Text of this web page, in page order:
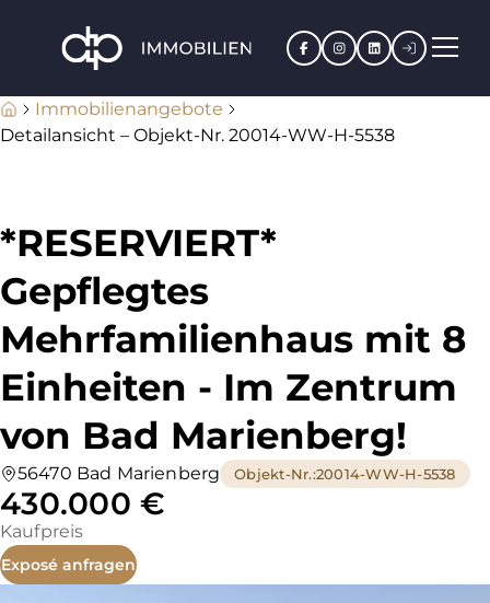
Facebook
Instagram
LinkedIn
Immobilienangebote
Detailansicht – Objekt-Nr. 20014-WW-H-5538
*RESERVIERT*
Gepflegtes
Mehrfamilienhaus mit 8
Einheiten - Im Zentrum
von Bad Marienberg!
56470 Bad Marienberg Objekt-Nr.:20014-WW-H-5538
430.000 €
Kaufpreis
Exposé anfragen